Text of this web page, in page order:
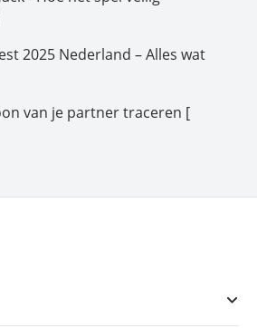
2025 Nederland – Alles wat
van je partner traceren [